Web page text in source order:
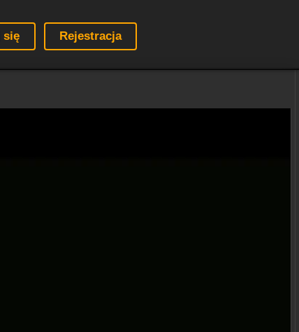
się Rejestracja